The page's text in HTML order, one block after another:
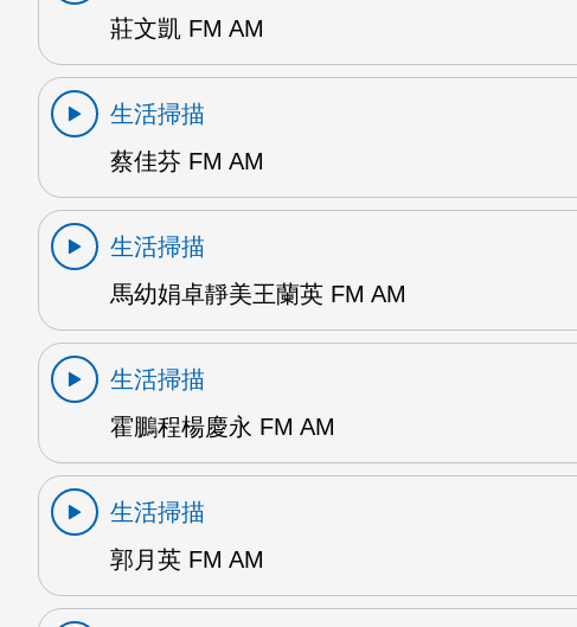
莊文凱 FM AM
生活掃描
蔡佳芬 FM AM
生活掃描
馬幼娟卓靜美王蘭英 FM AM
生活掃描
霍鵬程楊慶永 FM AM
生活掃描
郭月英 FM AM